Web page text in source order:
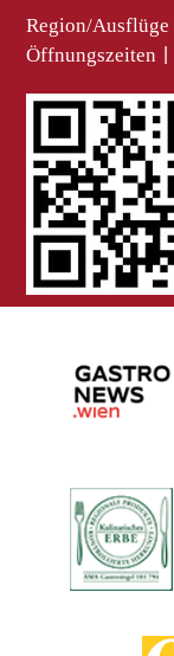
Region/Ausflüge
Öffnungszeiten